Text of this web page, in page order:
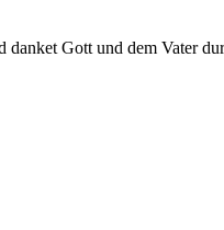
danket Gott und dem Vater